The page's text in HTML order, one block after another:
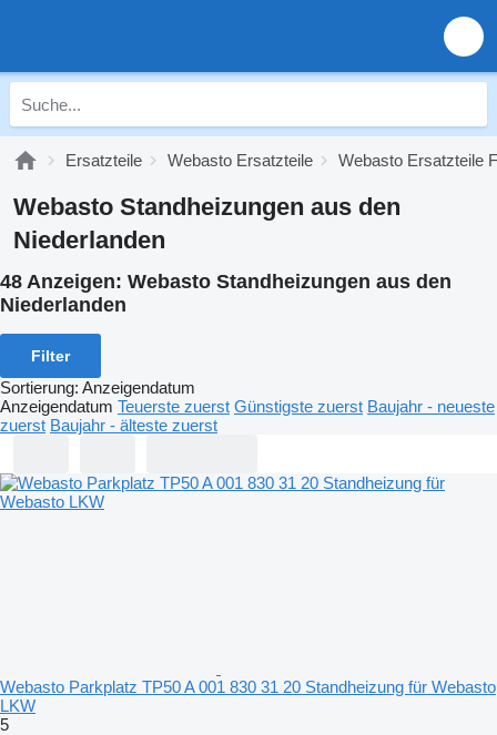
Ersatzteile Webasto Ersatzteile Webasto Ersatzteile
Webasto Standheizungen aus den
Niederlanden
48 Anzeigen: Webasto Standheizungen aus den
Niederlanden
Filter
Sortierung: Anzeigendatum
Anzeigendatum Teuerste zuerst Günstigste zuerst Baujahr - neueste
zuerst Baujahr - älteste zuerst
Webasto Parkplatz TP50 A 001 830 31 20 Standheizung für Webasto
LKW
5